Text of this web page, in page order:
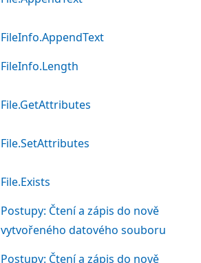
FileInfo.AppendText
FileInfo.Length
File.GetAttributes
File.SetAttributes
File.Exists
Postupy: Čtení a zápis do nově
vytvořeného datového souboru
Postupy: Čtení a zápis do nově